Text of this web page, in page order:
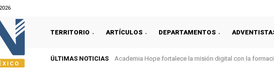
TERRITORIO ARTÍCULOS DEPARTAMENTOS
ÚLTIMAS NOTICIAS VIII Sesión Quinquenal establece liderazgo y plan